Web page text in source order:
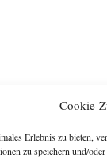
Cookie-
Erlebnis zu bieten,
zu speichern und/